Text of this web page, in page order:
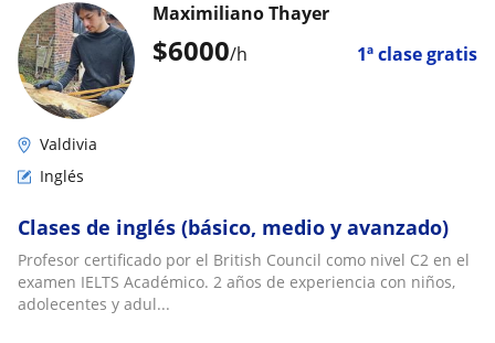
$6000/h 1ª clase gratis
Maximiliano Thayer
Valdivia
Inglés
Clases de inglés (básico, medio y avanzado)
Profesor certificado por el British Council como nivel C2 en el
examen IELTS Académico. 2 años de experiencia con niños,
adolecentes y adul...